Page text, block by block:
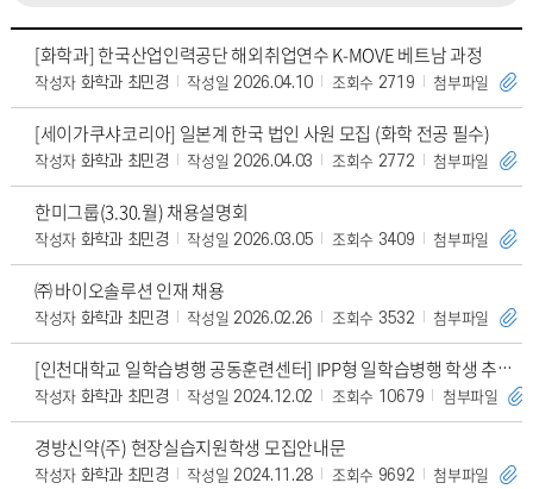
[화학과] 한국산업인력공단 해외취업연수 K-MOVE 베트남 과정
작성자 화학과 최민경 작성일 2026.04.10 조회수 2719 첨부파일
[세이가쿠샤코리아] 일본계 한국 법인 사원 모집 (화학 전공 필수)
작성자 화학과 최민경 작성일 2026.04.03 조회수 2772 첨부파일
한미그룹(3.30.월) 채용설명회
작성자 화학과 최민경 작성일 2026.03.05 조회수 3409 첨부파일
㈜ 바이오솔루션 인재 채용
작성자 화학과 최민경 작성일 2026.02.26 조회수 3532 첨부파일
[인천대학교 일학습병행 공동훈련센터] IPP형 일학습병행 학생 추가 모집
작성자 화학과 최민경 작성일 2024.12.02 조회수 10679 첨부파일
경방신약(주) 현장실습지원학생 모집안내문
작성자 화학과 최민경 작성일 2024.11.28 조회수 9692 첨부파일